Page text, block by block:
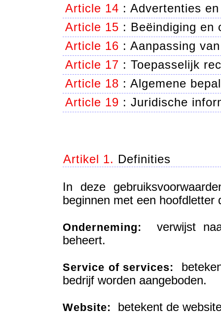
Article 14 : Advertenties
Article 15 : Beëindiging en
Article 16 : Aanpassing
Article 17 : Toepasselijk
Article 18 : Algemene
Article 19 : Juridische
Artikel 1. Definities
In deze
beginnen met een hoofdletter
Onderneming: verwijst
beheert.
Service of services:
bedrijf worden aangeboden.
Website: betekent de